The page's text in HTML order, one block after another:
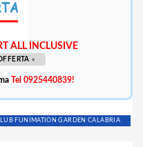
ALL INCLUSIVE
»
Tel 0925440839!
FUNIMATION GARDEN CALABRIA